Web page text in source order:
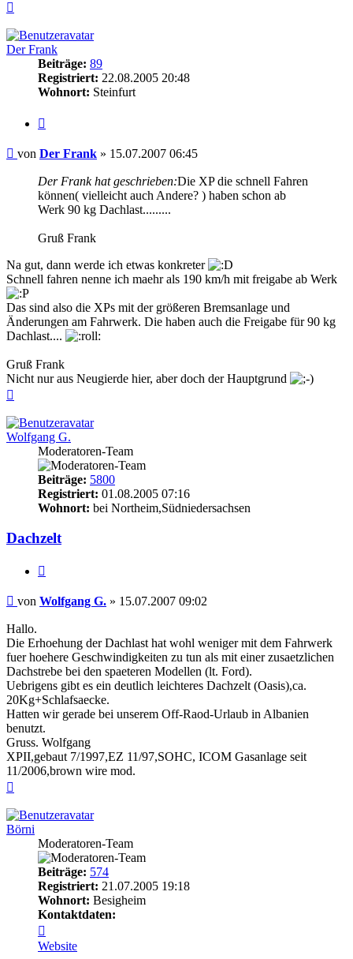
Der Frank
Beiträge: 89
Registriert: 22.08.2005 20:48
Wohnort: Steinfurt
Beitrag
von Der Frank » 15.07.2007 06:45
Der Frank hat geschrieben:Die XP die schnell Fahren
können( vielleicht auch Andere? ) haben schon ab
Werk 90 kg Dachlast.........
Gruß Frank
Na gut, dann werde ich etwas konkreter
Schnell fahren nenne ich maehr als 190 km/h mit freigabe ab Werk
Das sind also die XPs mit der größeren Bremsanlage und
Änderungen am Fahrwerk. Die haben auch die Freigabe für 90 kg
Dachlast....
Gruß Frank
Nicht nur aus Neugierde hier, aber doch der Hauptgrund
Wolfgang G.
Moderatoren-Team
Beiträge: 5800
Registriert: 01.08.2005 07:16
Wohnort: bei Northeim,Südniedersachsen
Dachzelt
Beitrag
von Wolfgang G. » 15.07.2007 09:02
Hallo.
Die Erhoehung der Dachlast hat wohl weniger mit dem Fahrwerk
fuer hoehere Geschwindigkeiten zu tun als mit einer zusaetzlichen
Dachstrebe bei den spaeteren Modellen (lt. Ford).
Uebrigens gibt es ein deutlich leichteres Dachzelt (Oasis),ca.
20Kg+Schlafsaecke.
Hatten wir gerade bei unserem Off-Raod-Urlaub in Albanien
benutzt.
Gruss. Wolfgang
XPII,gebaut 7/1997,EZ 11/97,SOHC, ICOM Gasanlage seit
11/2006,brown wire mod.
Börni
Moderatoren-Team
Beiträge: 574
Registriert: 21.07.2005 19:18
Wohnort: Besigheim
Kontaktdaten:
von
Börni
Website